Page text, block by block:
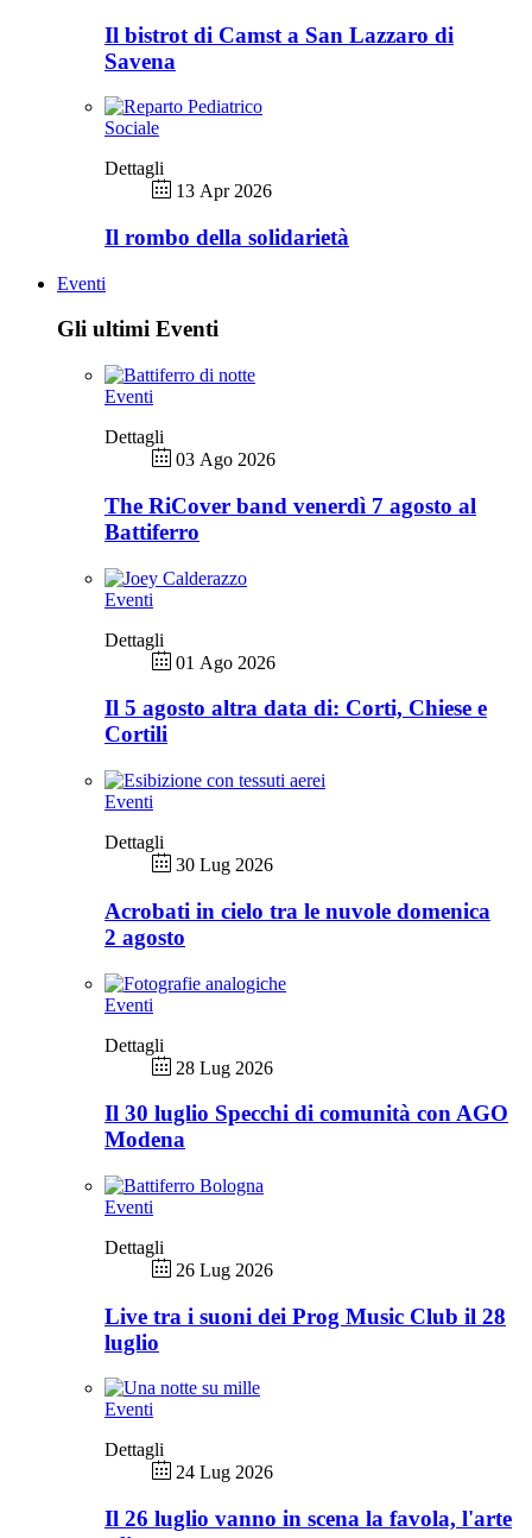
Il bistrot di Camst a San Lazzaro di
Savena
Sociale
Dettagli
13 Apr 2026
Il rombo della solidarietà
Eventi
Gli ultimi Eventi
Eventi
Dettagli
03 Ago 2026
The RiCover band venerdì 7 agosto al
Battiferro
Eventi
Dettagli
01 Ago 2026
Il 5 agosto altra data di: Corti, Chiese e
Cortili
Eventi
Dettagli
30 Lug 2026
Acrobati in cielo tra le nuvole domenica
2 agosto
Eventi
Dettagli
28 Lug 2026
Il 30 luglio Specchi di comunità con AGO
Modena
Eventi
Dettagli
26 Lug 2026
Live tra i suoni dei Prog Music Club il 28
luglio
Eventi
Dettagli
24 Lug 2026
Il 26 luglio vanno in scena la favola, l'arte